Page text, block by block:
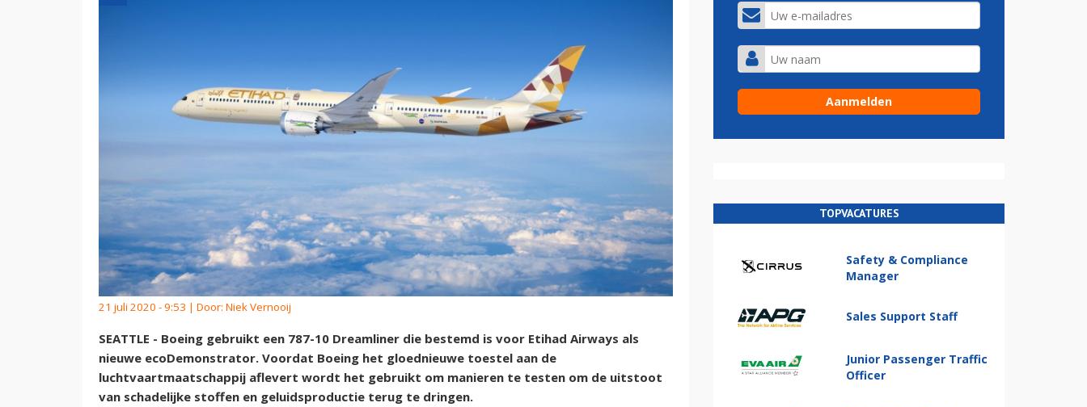
21 juli 2020 - 9:53 | Door: Niek Vernooij
SEATTLE - Boeing gebruikt een 787-10 Dreamliner die bestemd is voor Etihad Airways als
nieuwe ecoDemonstrator. Voordat Boeing het gloednieuwe toestel aan de
luchtvaartmaatschappij aflevert wordt het gebruikt om manieren te testen om de uitstoot
van schadelijke stoffen en geluidsproductie terug te dringen.
TOPVACATURES
Safety & Compliance
Manager
Sales Support Staff
Junior Passenger Traffic
Officer